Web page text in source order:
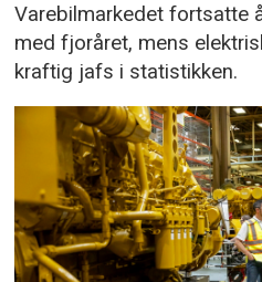
Varebilmarkedet fortsatte
med fjoråret, mens
kraftig jafs i statistikken.